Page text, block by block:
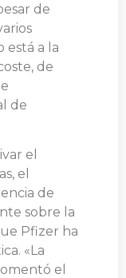
de
está a la
de
de
el
el
de
sobre la
Pfizer ha
«La
el